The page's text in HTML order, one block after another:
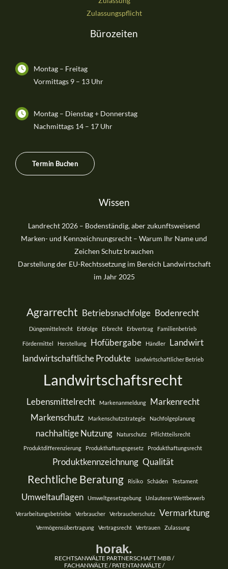
Zulassungspflicht
Bürozeiten
Montag – Freitag
Vormittags 9 – 13 Uhr
Montag – Dienstag + Donnerstag
Nachmittags 14 – 17 Uhr
Termin Buchen
Wissen
Landrecht 2026 – Bodenständig, aber zukunftsweisend
Marken- und Kennzeichnungsrecht – Warum Ihr Name und
Zeichen Schutz brauchen
Darstellung der EU-Rechtssetzung im Bereich Landwirtschaft
im Jahr 2025
Agrarrecht Betriebsnachfolge Bodenrecht
Düngemittelrecht Erbfolge Erbrecht Erbvertrag Familienbetrieb
Fördermittel Herstellung Hofübergabe Händler
Landwirt
landwirtschaftliche Produkte
landwirtschaftlicher Betrieb
Landwirtschaftsrecht
Lebensmittelrecht Markenanmeldung
Markenrecht
Markenschutz
Markenschutzstrategie Nachfolgeplanung
nachhaltige Nutzung Naturschutz Pflichtteilsrecht
Produktdifferenzierung Produkthaftungsgesetz Produkthaftungsrecht
Produktkennzeichnung Qualität
Rechtliche Beratung Risiko Schäden Testament
Umweltauflagen Umweltgesetzgebung Unlauterer Wettbewerb
Verarbeitungsbetriebe Verbraucher Verbraucherschutz Vermarktung
Vermögensübertragung Vertragsrecht Vertrauen Zulassung
horak.
RECHTSANWÄLTE PARTNERSCHAFT MBB /
FACHANWÄLTE / PATENTANWÄLTE /